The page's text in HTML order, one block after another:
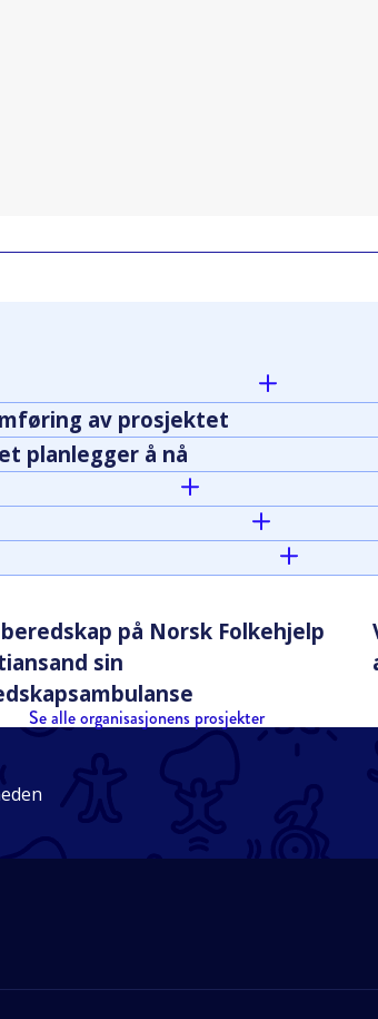
av prosjektet
planlegger å nå
på Norsk Folkehjelp
sin
Se alle organisasjonens prosjekter